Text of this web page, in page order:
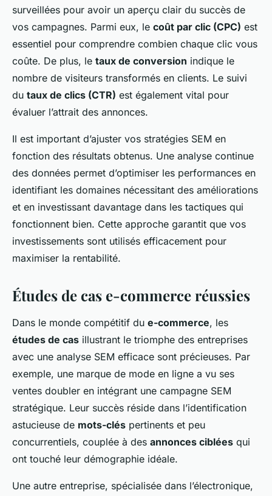
surveillées pour avoir un aperçu clair du succès de
vos campagnes. Parmi eux, le coût par clic (CPC) est
essentiel pour comprendre combien chaque clic vous
coûte. De plus, le taux de conversion indique le
nombre de visiteurs transformés en clients. Le suivi
du taux de clics (CTR) est également vital pour
évaluer l’attrait des annonces.
Il est important d’ajuster vos stratégies SEM en
fonction des résultats obtenus. Une analyse continue
des données permet d’optimiser les performances en
identifiant les domaines nécessitant des améliorations
et en investissant davantage dans les tactiques qui
fonctionnent bien. Cette approche garantit que vos
investissements sont utilisés efficacement pour
maximiser la rentabilité.
Études de cas e-commerce réussies
Dans le monde compétitif du e-commerce, les
études de cas illustrant le triomphe des entreprises
avec une analyse SEM efficace sont précieuses. Par
exemple, une marque de mode en ligne a vu ses
ventes doubler en intégrant une campagne SEM
stratégique. Leur succès réside dans l’identification
astucieuse de mots-clés pertinents et peu
concurrentiels, couplée à des annonces ciblées qui
ont touché leur démographie idéale.
Une autre entreprise, spécialisée dans l’électronique,